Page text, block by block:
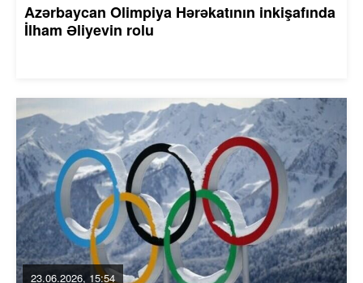
Azərbaycan Olimpiya Hərəkatının inkişafında
İlham Əliyevin rolu
23.06.2026, 15:54